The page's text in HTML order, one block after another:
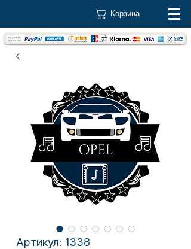
Корзина
Артикул: 1338